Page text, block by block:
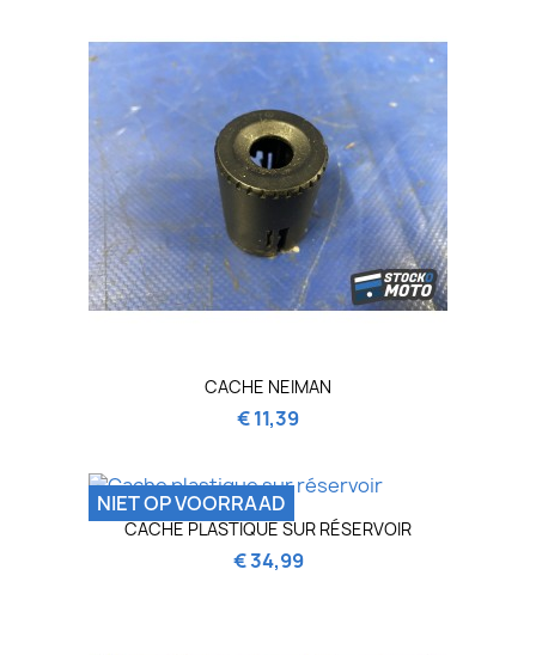
CACHE NEIMAN
€ 11,39
CACHE PLASTIQUE SUR RÉSERVOIR
€ 34,99
NIET OP VOORRAAD